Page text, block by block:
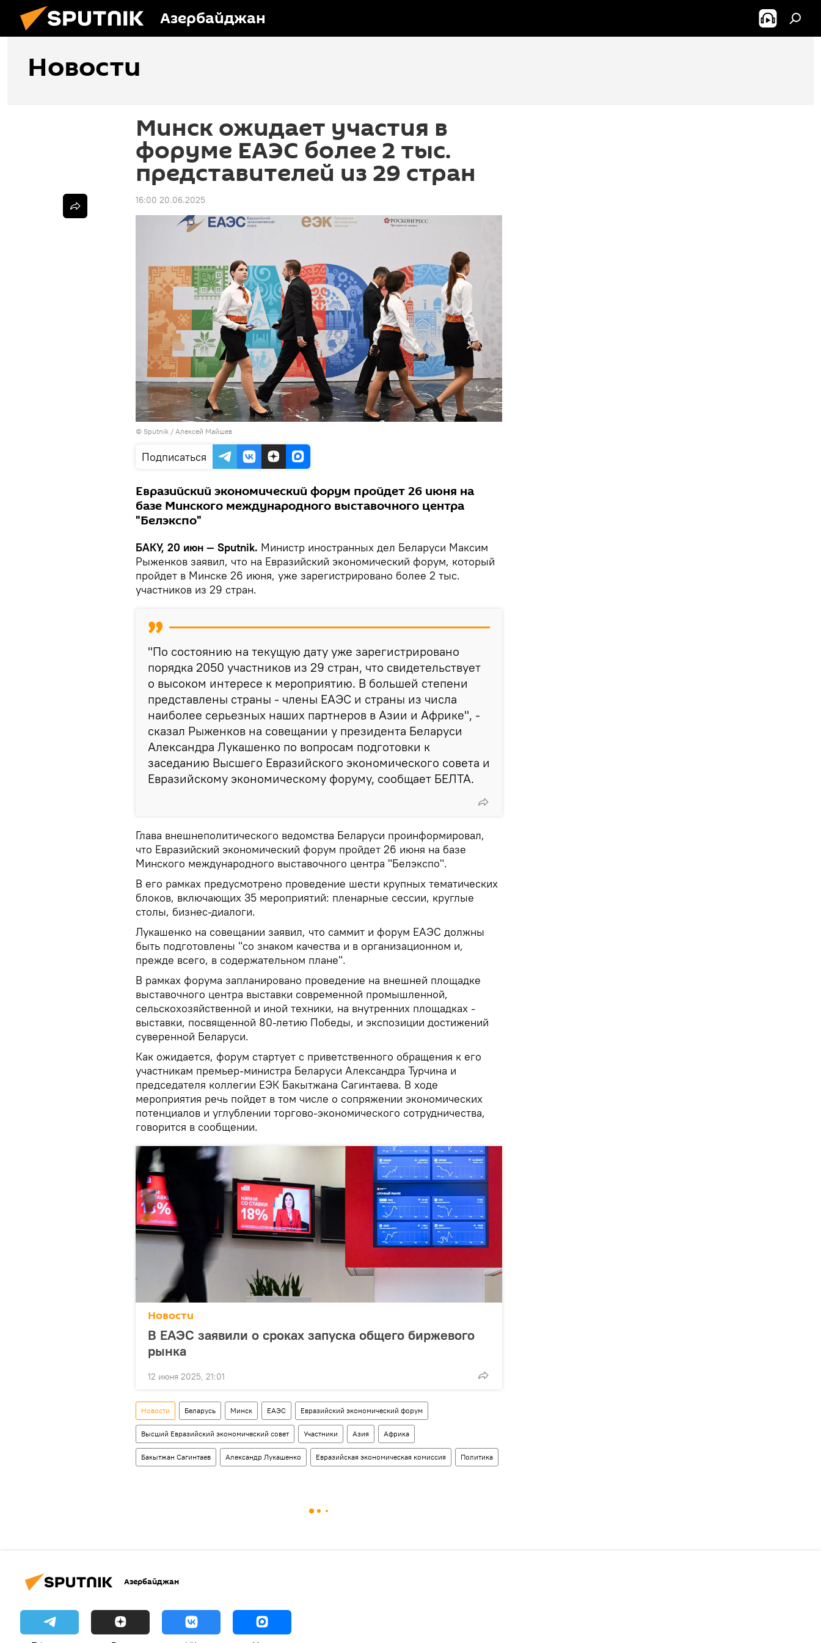
Азербайджан
Новости
Минск ожидает участия в
форуме ЕАЭС более 2 тыс.
представителей из 29 стран
16:00 20.06.2025
© Sputnik / Алексей Майшев
Подписаться
Евразийский экономический форум пройдет 26 июня на
базе Минского международного выставочного центра
"Белэкспо"
БАКУ, 20 июн — Sputnik. Министр иностранных дел Беларуси Максим
Рыженков заявил, что на Евразийский экономический форум, который
пройдет в Минске 26 июня, уже зарегистрировано более 2 тыс.
участников из 29 стран.
"По состоянию на текущую дату уже зарегистрировано
порядка 2050 участников из 29 стран, что свидетельствует
о высоком интересе к мероприятию. В большей степени
представлены страны - члены ЕАЭС и страны из числа
наиболее серьезных наших партнеров в Азии и Африке", -
сказал Рыженков на совещании у президента Беларуси
Александра Лукашенко по вопросам подготовки к
заседанию Высшего Евразийского экономического совета и
Евразийскому экономическому форуму, сообщает БЕЛТА.
Глава внешнеполитического ведомства Беларуси проинформировал,
что Евразийский экономический форум пройдет 26 июня на базе
Минского международного выставочного центра "Белэкспо".
В его рамках предусмотрено проведение шести крупных тематических
блоков, включающих 35 мероприятий: пленарные сессии, круглые
столы, бизнес-диалоги.
Лукашенко на совещании заявил, что саммит и форум ЕАЭС должны
быть подготовлены "со знаком качества и в организационном и,
прежде всего, в содержательном плане".
В рамках форума запланировано проведение на внешней площадке
выставочного центра выставки современной промышленной,
сельскохозяйственной и иной техники, на внутренних площадках -
выставки, посвященной 80-летию Победы, и экспозиции достижений
суверенной Беларуси.
Как ожидается, форум стартует с приветственного обращения к его
участникам премьер-министра Беларуси Александра Турчина и
председателя коллегии ЕЭК Бакытжана Сагинтаева. В ходе
мероприятия речь пойдет в том числе о сопряжении экономических
потенциалов и углублении торгово-экономического сотрудничества,
говорится в сообщении.
Новости
В ЕАЭС заявили о сроках запуска общего биржевого
рынка
12 июня 2025, 21:01
Новости Беларусь Минск ЕАЭС Евразийский экономический форум
Высший Евразийский экономический совет Участники Азия Африка
Бакытжан Сагинтаев Александр Лукашенко Евразийская экономическая комиссия Политика
Азербайджан